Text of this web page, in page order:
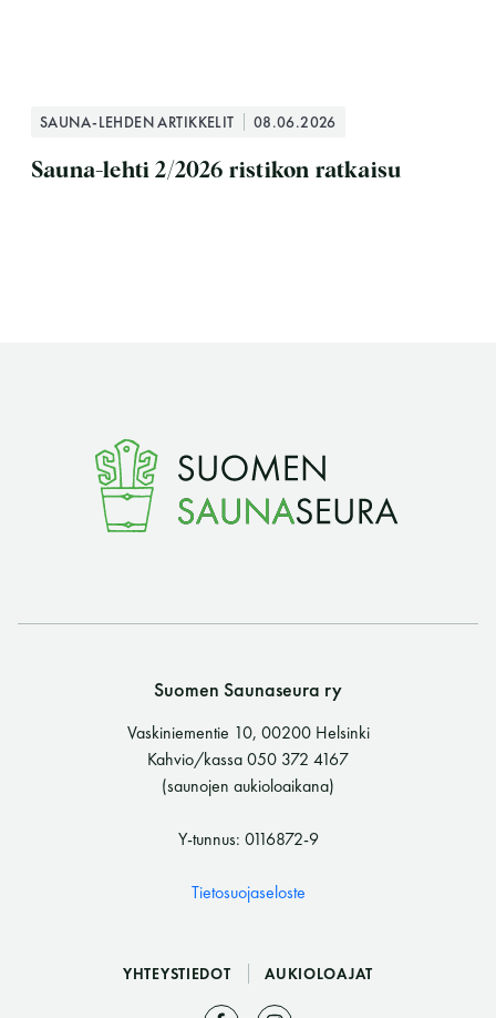
SAUNA-LEHDEN ARTIKKELIT 08.06.2026
Sauna-lehti 2/2026 ristikon ratkaisu
Suomen Saunaseura ry
Vaskiniementie 10, 00200 Helsinki
Kahvio/kassa 050 372 4167
(saunojen aukioloaikana)
Y-tunnus: 0116872-9
Tietosuojaseloste
YHTEYSTIEDOT AUKIOLOAJAT